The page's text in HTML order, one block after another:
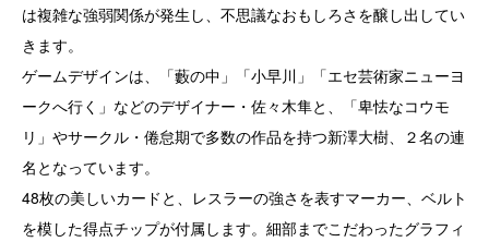
は複雑な強弱関係が発生し、不思議なおもしろさを醸し出してい
きます。
ゲームデザインは、「藪の中」「小早川」「エセ芸術家ニューヨ
ークへ行く」などのデザイナー・佐々木隼と、「卑怯なコウモ
リ」やサークル・倦怠期で多数の作品を持つ新澤大樹、２名の連
名となっています。
48枚の美しいカードと、レスラーの強さを表すマーカー、ベルト
を模した得点チップが付属します。細部までこだわったグラフィ